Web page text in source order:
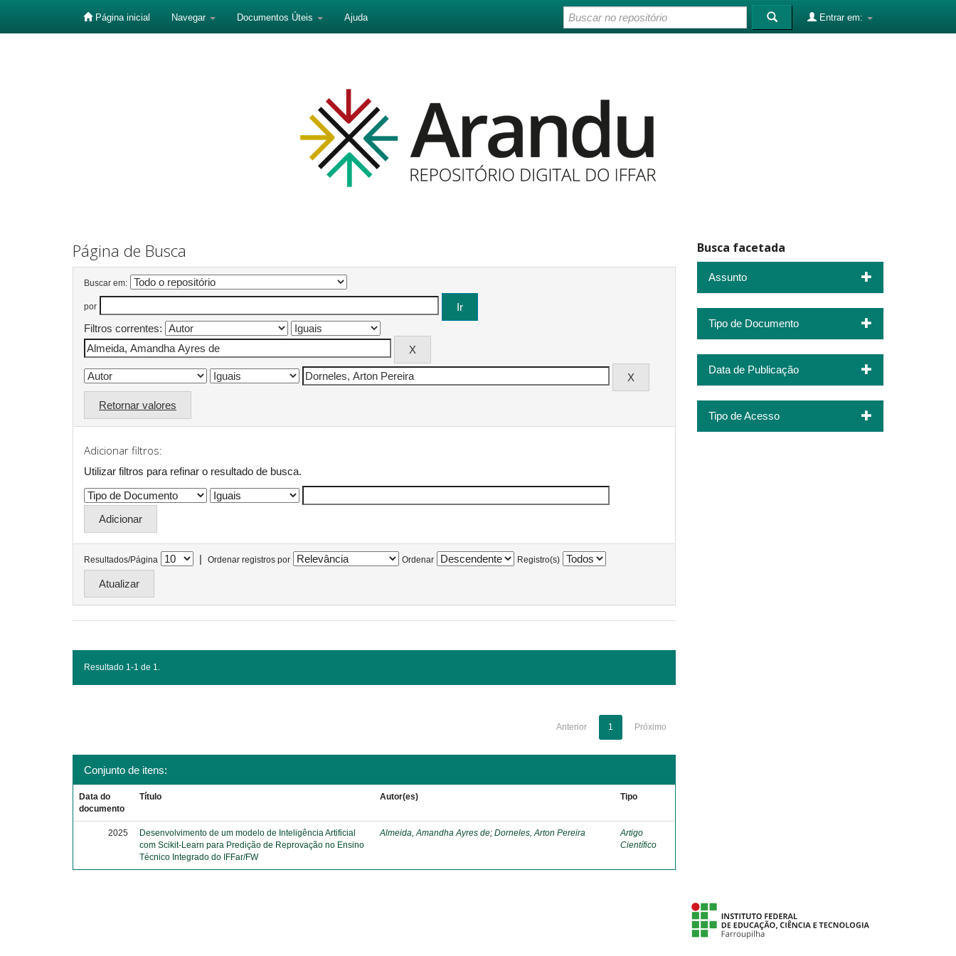
Página inicial Navegar Documentos Úteis Ajuda Entrar em:
Página de Busca
Buscar em:
por
Filtros correntes:
Retornar valores
Adicionar filtros:
Utilizar filtros para refinar o resultado de busca.
Resultados/Página | Ordenar registros por Ordenar Registro(s)
Resultado 1-1 de 1.
Anterior 1 Próximo
Conjunto de itens:
Data do
documento
Título Autor(es) Tipo
2025
Desenvolvimento de um modelo de Inteligência Artificial
com Scikit-Learn para Predição de Reprovação no Ensino
Técnico Integrado do IFFar/FW
Almeida, Amandha Ayres de;Dorneles, Arton Pereira
Artigo
Científico
Busca facetada
Assunto
Tipo de Documento
Data de Publicação
Tipo de Acesso